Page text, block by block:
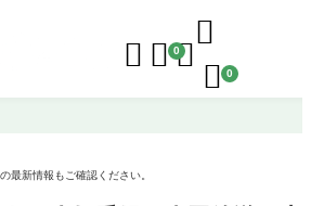
  0

 0
最新情報もご確認ください。